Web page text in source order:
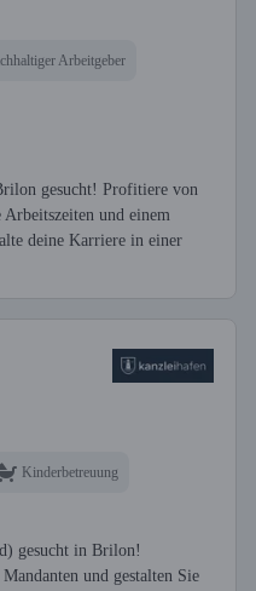
Arbeitgeber
gesucht! Profitiere von
und einem
deine Karriere in einer
Kinderbetreuung
gesucht in Brilon!
und gestalten Sie